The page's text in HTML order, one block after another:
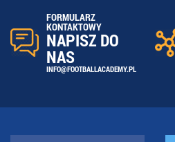
FORMULARZ
KONTAKTOWY
NAPISZ DO
NAS
INFO@FOOTBALLACADEMY.PL